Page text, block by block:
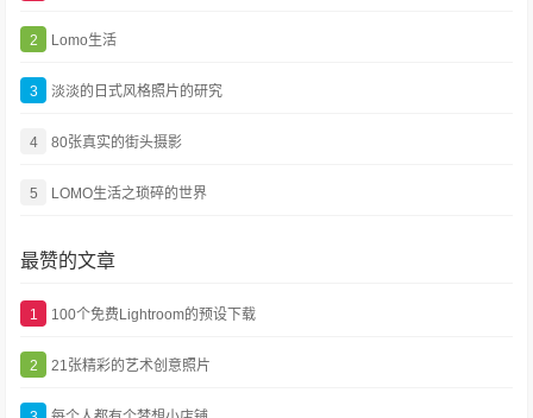
2 Lomo生活
3 淡淡的日式风格照片的研究
4 80张真实的街头摄影
5 LOMO生活之琐碎的世界
最赞的文章
1 100个免费Lightroom的预设下载
2 21张精彩的艺术创意照片